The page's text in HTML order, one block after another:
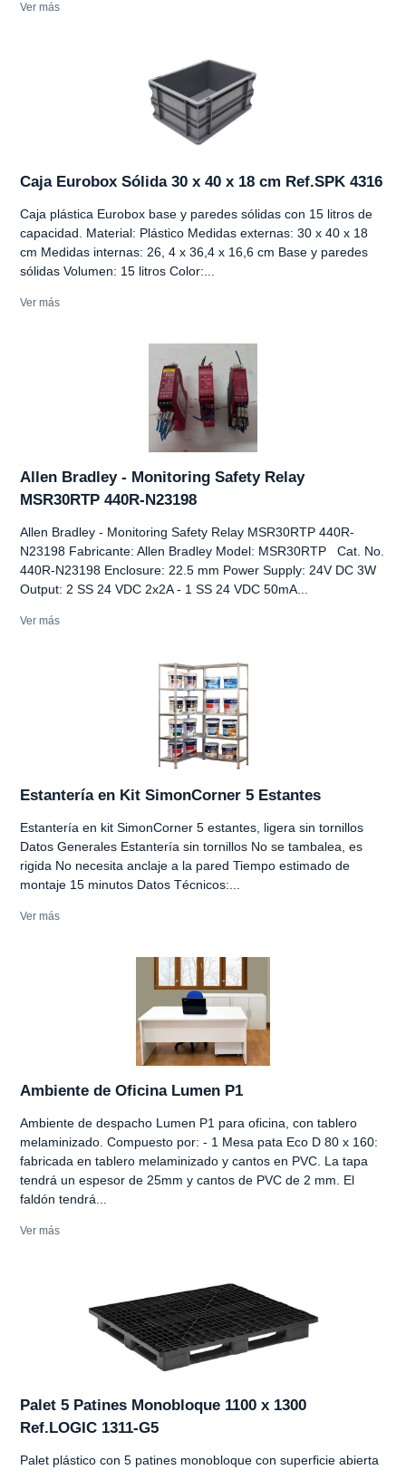
Ver más
Caja Eurobox Sólida 30 x 40 x 18 cm Ref.SPK 4316
Caja plástica Eurobox base y paredes sólidas con 15 litros de
capacidad. Material: Plástico Medidas externas: 30 x 40 x 18
cm Medidas internas: 26, 4 x 36,4 x 16,6 cm Base y paredes
sólidas Volumen: 15 litros Color:...
Ver más
Allen Bradley - Monitoring Safety Relay
MSR30RTP 440R-N23198
Allen Bradley - Monitoring Safety Relay MSR30RTP 440R-
N23198 Fabricante: Allen Bradley Model: MSR30RTP Cat. No.
440R-N23198 Enclosure: 22.5 mm Power Supply: 24V DC 3W
Output: 2 SS 24 VDC 2x2A - 1 SS 24 VDC 50mA...
Ver más
Estantería en Kit SimonCorner 5 Estantes
Estantería en kit SimonCorner 5 estantes, ligera sin tornillos
Datos Generales Estantería sin tornillos No se tambalea, es
rigida No necesita anclaje a la pared Tiempo estimado de
montaje 15 minutos Datos Técnicos:...
Ver más
Ambiente de Oficina Lumen P1
Ambiente de despacho Lumen P1 para oficina, con tablero
melaminizado. Compuesto por: - 1 Mesa pata Eco D 80 x 160:
fabricada en tablero melaminizado y cantos en PVC. La tapa
tendrá un espesor de 25mm y cantos de PVC de 2 mm. El
faldón tendrá...
Ver más
Palet 5 Patines Monobloque 1100 x 1300
Ref.LOGIC 1311-G5
Palet plástico con 5 patines monobloque con superficie abierta